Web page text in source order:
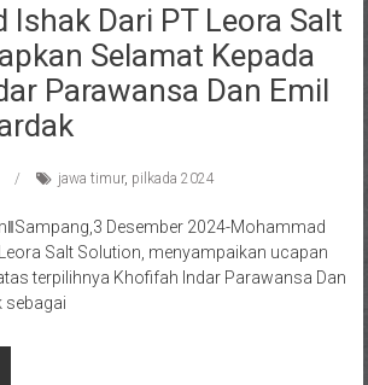
Dari PT Leora Salt
Selamat Kepada
Parawansa Dan Emil
jawa timur, pilkada 2024
Desember 2024-Mohammad
Salt Solution, menyampaikan ucapan
terpilihnya Khofifah Indar Parawansa Dan
sebagai